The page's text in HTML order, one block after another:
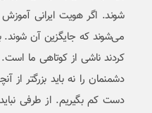
شوند. اگر هویت ایرانی
می‌شوند که جایگزین آن شوند.
کردند ناشی از کوتاهی ما
دشمنمان را نه باید بزرگتر
دست کم بگیریم. از طرفی